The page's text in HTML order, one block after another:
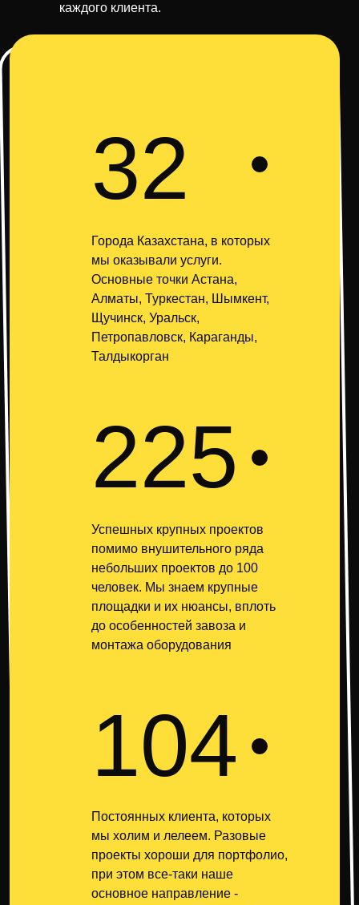
каждого клиента.
32
Города Казахстана, в которых
мы оказывали услуги.
Основные точки Астана,
Алматы, Туркестан, Шымкент,
Щучинск, Уральск,
Петропавловск, Караганды,
Талдыкорган
225
Успешных крупных проектов
помимо внушительного ряда
небольших проектов до 100
человек. Мы знаем крупные
площадки и их нюансы, вплоть
до особенностей завоза и
монтажа оборудования
104
Постоянных клиента, которых
мы холим и лелеем. Разовые
проекты хороши для портфолио,
при этом все-таки наше
основное направление -